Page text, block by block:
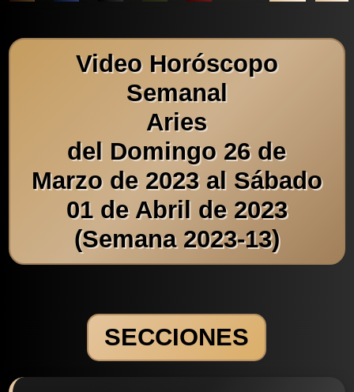
Video Horóscopo
Semanal
Aries
del Domingo 26 de
Marzo de 2023 al Sábado
01 de Abril de 2023
(Semana 2023-13)
SECCIONES